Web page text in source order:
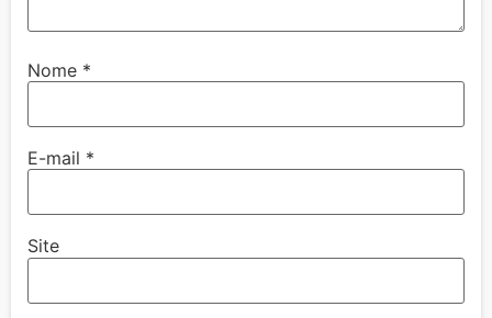
Nome *
E-mail *
Site